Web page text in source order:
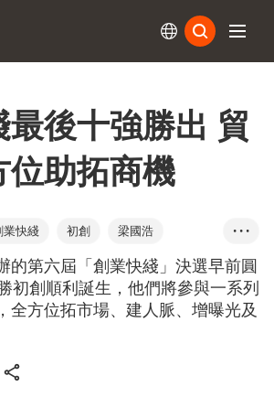
最後十強勝出 貿
位助拓商機
業快綫 初創
梁國浩
初創大獎
治大獎
金融科技
健康科技
智慧城市
食物科技
• • •
的第六屆「創業快綫」決選早前圓
初創順利誕生，他們將參與一系列
全方位拓市場、建人脈、增曝光及